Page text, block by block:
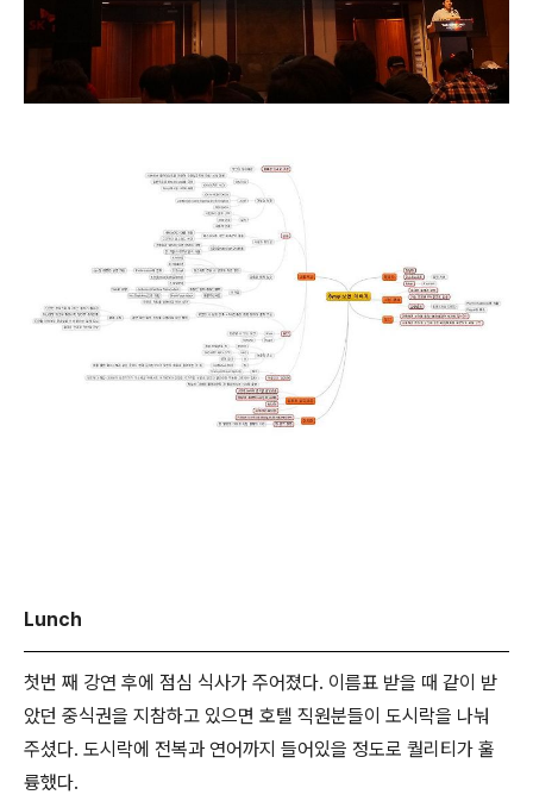
Lunch
첫번 째 강연 후에 점심 식사가 주어졌다. 이름표 받을 때 같이 받
았던 중식권을 지참하고 있으면 호텔 직원분들이 도시락을 나눠
주셨다. 도시락에 전복과 연어까지 들어있을 정도로 퀄리티가 훌
륭했다.